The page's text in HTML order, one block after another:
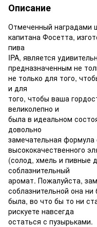
Описание
Отмеченный наградами
капитана Фосетта,
пива
IPA, является
предназначенным не
не только для того,
и для
того, чтобы ваша
великолепно и
была в идеальном
довольно
замечательная
высококачественного
(солод, хмель и пивные
соблазнительный
аромат. Пожалуйста,
соблазнительной она ни
была, во что бы то ни
рискуете навсегда
остаться с пузырьками.